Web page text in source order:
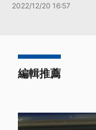
2022/12/20 16:57
編輯推薦